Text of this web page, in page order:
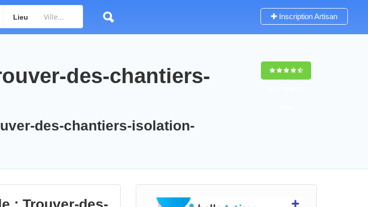
Lieu Inscription Artisan
des-chantiers-
des-chantiers-isolation-